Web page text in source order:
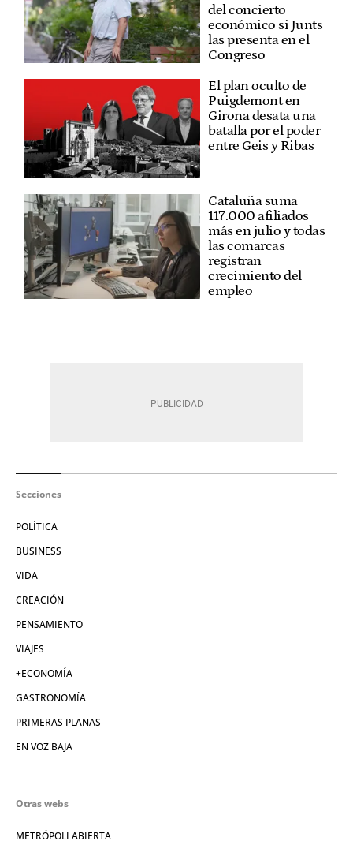
del concierto
económico si Junts
las presenta en el
Congreso
El plan oculto de
Puigdemont en
Girona desata una
batalla por el poder
entre Geis y Ribas
Cataluña suma
117.000 afiliados
más en julio y todas
las comarcas
registran
crecimiento del
empleo
Secciones
POLÍTICA
BUSINESS
VIDA
CREACIÓN
PENSAMIENTO
VIAJES
+ECONOMÍA
GASTRONOMÍA
PRIMERAS PLANAS
EN VOZ BAJA
Otras webs
METRÓPOLI ABIERTA